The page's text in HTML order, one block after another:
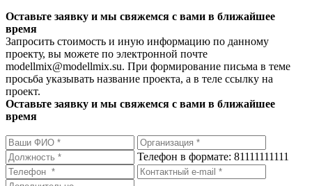
Оставьте заявку и мы свяжемся с вами в ближайшее
время
Запросить стоимость и иную информацию по данному
проекту, вы можете по электронной почте
modellmix@modellmix.su. При формирование письма в теме
просьба указывать название проекта, а в теле ссылку на
проект.
Оставьте заявку и мы свяжемся с вами в ближайшее
время
Телефон в формате: 81111111111